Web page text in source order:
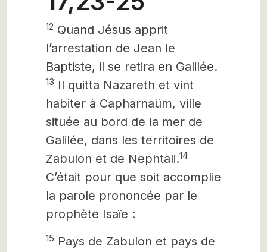
12 Quand Jésus apprit
l’arrestation de Jean le
Baptiste, il se retira en Galilée.
13 Il quitta Nazareth et vint
habiter à Capharnaüm, ville
située au bord de la mer de
Galilée, dans les territoires de
Zabulon et de Nephtali.14
C’était pour que soit accomplie
la parole prononcée par le
prophète Isaïe :
15 Pays de Zabulon et pays de